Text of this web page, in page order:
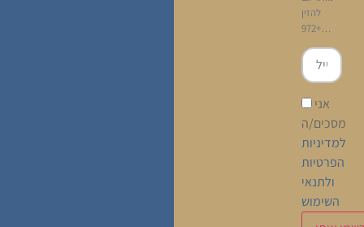
להזין
+972…
אני
מסכים/ה
למדיניות
הפרטיות
ולתנאי
השימוש